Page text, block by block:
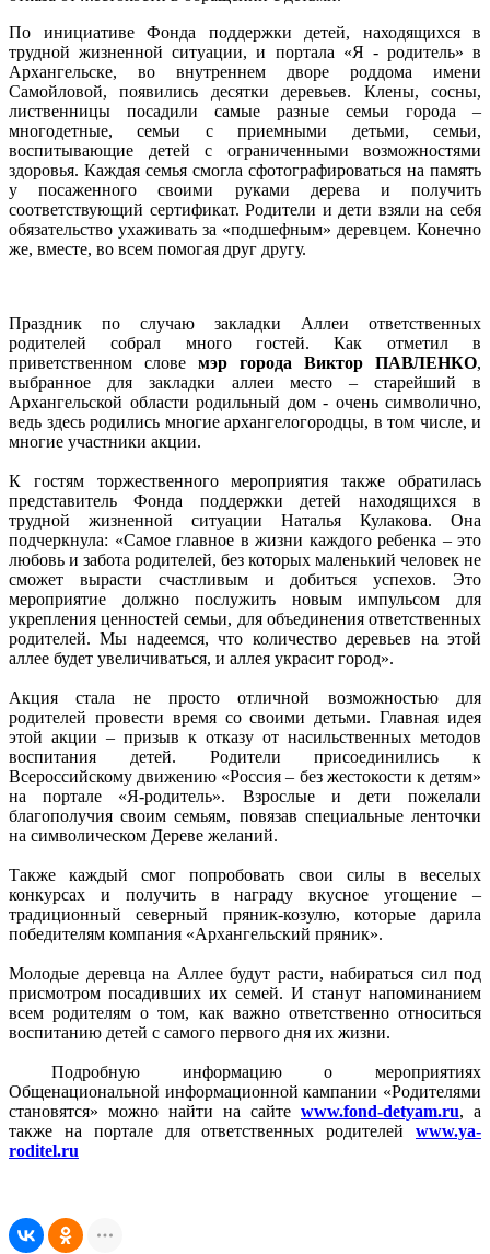
По инициативе Фонда поддержки детей, находящихся в
трудной жизненной ситуации, и портала «Я - родитель» в
Архангельске, во внутреннем дворе роддома имени
Самойловой, появились десятки деревьев. Клены, сосны,
лиственницы посадили самые разные семьи города –
многодетные, семьи с приемными детьми, семьи,
воспитывающие детей с ограниченными возможностями
здоровья. Каждая семья смогла сфотографироваться на память
у посаженного своими руками дерева и получить
соответствующий сертификат. Родители и дети взяли на себя
обязательство ухаживать за «подшефным» деревцем. Конечно
же, вместе, во всем помогая друг другу.
Праздник по случаю закладки Аллеи ответственных
родителей собрал много гостей. Как отметил в
приветственном слове мэр города Виктор ПАВЛЕНКО,
выбранное для закладки аллеи место – старейший в
Архангельской области родильный дом - очень символично,
ведь здесь родились многие архангелогородцы, в том числе, и
многие участники акции.
К гостям торжественного мероприятия также обратилась
представитель Фонда поддержки детей находящихся в
трудной жизненной ситуации Наталья Кулакова. Она
подчеркнула: «Самое главное в жизни каждого ребенка – это
любовь и забота родителей, без которых маленький человек не
сможет вырасти счастливым и добиться успехов. Это
мероприятие должно послужить новым импульсом для
укрепления ценностей семьи, для объединения ответственных
родителей. Мы надеемся, что количество деревьев на этой
аллее будет увеличиваться, и аллея украсит город».
Акция стала не просто отличной возможностью для
родителей провести время со своими детьми. Главная идея
этой акции – призыв к отказу от насильственных методов
воспитания детей. Родители присоединились к
Всероссийскому движению «Россия – без жестокости к детям»
на портале «Я-родитель». Взрослые и дети пожелали
благополучия своим семьям, повязав специальные ленточки
на символическом Дереве желаний.
Также каждый смог попробовать свои силы в веселых
конкурсах и получить в награду вкусное угощение –
традиционный северный пряник-козулю, которые дарила
победителям компания «Архангельский пряник».
Молодые деревца на Аллее будут расти, набираться сил под
присмотром посадивших их семей. И станут напоминанием
всем родителям о том, как важно ответственно относиться
воспитанию детей с самого первого дня их жизни.
Подробную информацию о мероприятиях
Общенациональной информационной кампании «Родителями
становятся» можно найти на сайте www.fond-detyam.ru, а
также на портале для ответственных родителей www.ya-
roditel.ru